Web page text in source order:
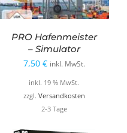
PRO Hafenmeister
– Simulator
7,50 € inkl. MwSt.
inkl. 19 % MwSt.
zzgl. Versandkosten
2-3 Tage